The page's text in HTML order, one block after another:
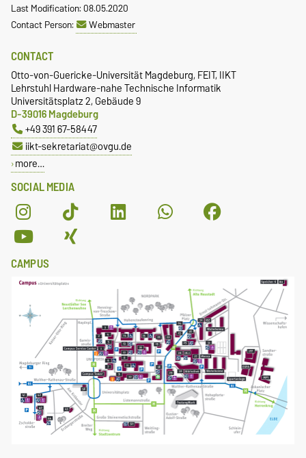
Last Modification: 08.05.2020
Contact Person:
Webmaster
SOCIAL MEDIA
CONTACT
Otto-von-Guericke-Universität Magdeburg, FEIT, IIKT
Lehrstuhl Hardware-nahe Technische Informatik
Universitätsplatz 2, Gebäude 9
D-39016 Magdeburg
+49 391 67-58447
iikt-sekretariat@ovgu.de
more…
CAMPUS